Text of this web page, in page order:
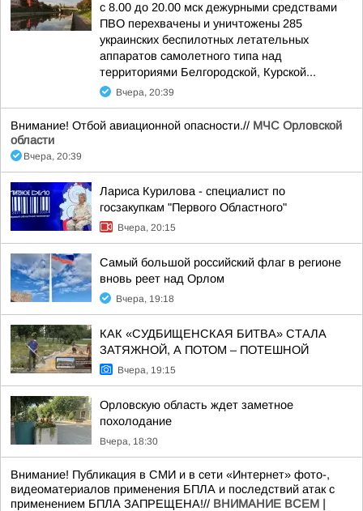
с 8.00 до 20.00 мск дежурными средствами
ПВО перехвачены и уничтожены 285
украинских беспилотных летательных
аппаратов самолетного типа над
территориями Белгородской, Курской...
Вчера, 20:39
Внимание! Отбой авиационной опасности.// МЧС Орловской
области
Вчера, 20:39
Лариса Курилова - специалист по
госзакупкам "Первого Областного"
Вчера, 20:15
Самый большой российский флаг в регионе
вновь реет над Орлом
Вчера, 19:18
КАК «СУДБИЩЕНСКАЯ БИТВА» СТАЛА
ЗАТЯЖНОЙ, А ПОТОМ – ПОТЕШНОЙ
Вчера, 19:15
Орловскую область ждет заметное
похолодание
Вчера, 18:30
Внимание! Публикация в СМИ и в сети «Интернет» фото-,
видеоматериалов применения БПЛА и последствий атак с
применением БПЛА ЗАПРЕЩЕНА!// ВНИМАНИЕ ВСЕМ |